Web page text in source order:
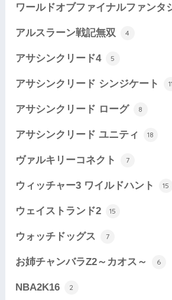
ワールドオブファイナルファンタ
アルスラーン戦記無双 4
アサシンクリード4 5
アサシンクリード シンジケート 11
アサシンクリード ローグ 8
アサシンクリード ユニティ 18
ヴァルキリーコネクト 7
ウィッチャー3 ワイルドハント 15
ウェイストランド2 15
ウォッチドッグス 7
お姉チャンバラZ2～カオス～ 6
NBA2K16 2